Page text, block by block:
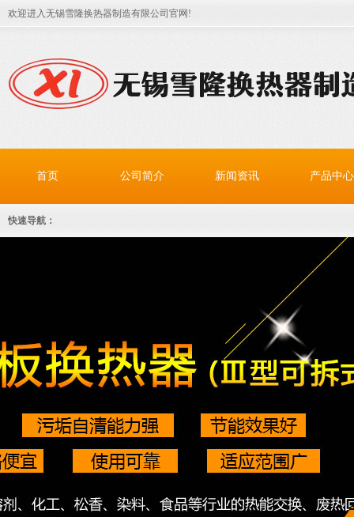
欢迎进入无锡雪隆换热器制造有限公司官网!
首页 公司简介 新闻资讯 产品中心
快速导航：